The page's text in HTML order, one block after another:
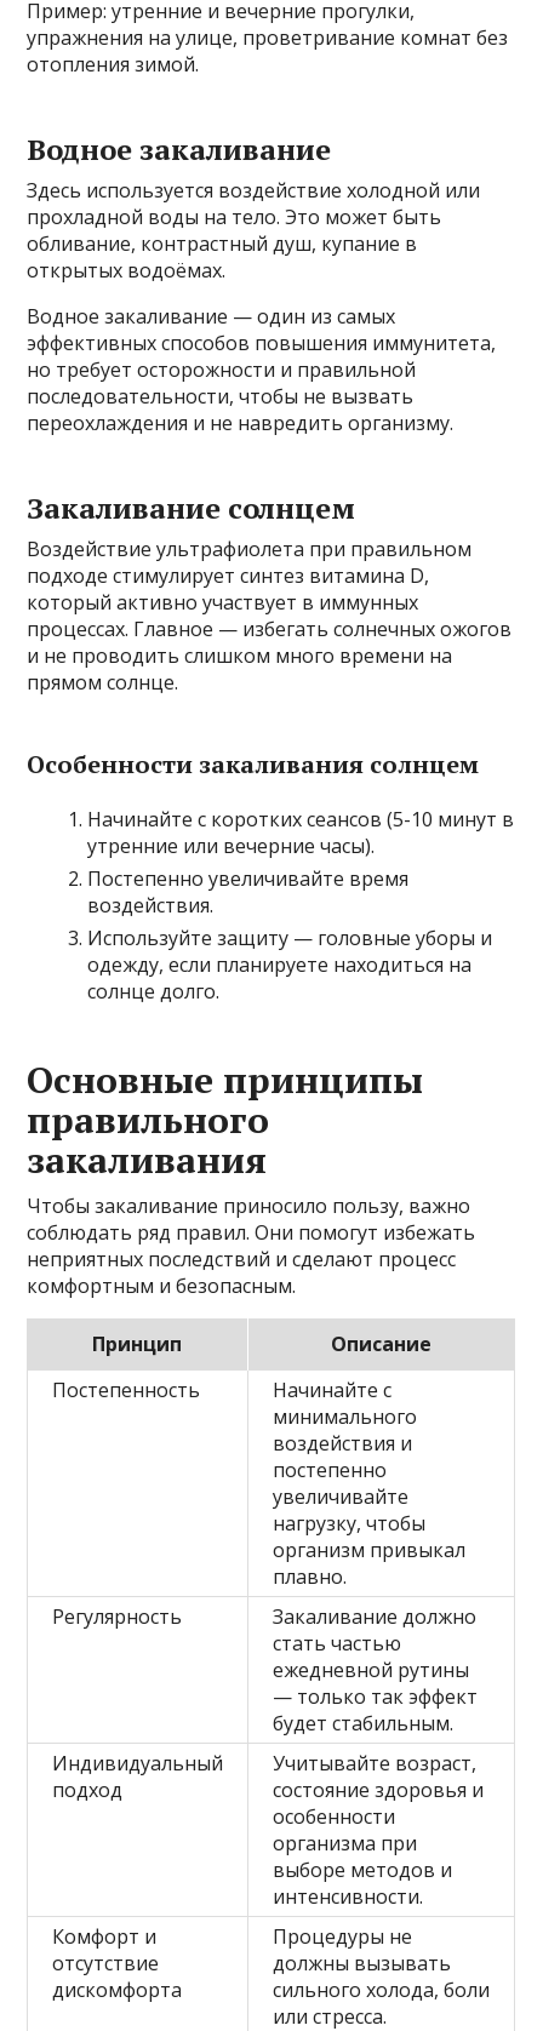
Пример: утренние и вечерние прогулки,
упражнения на улице, проветривание комнат без
отопления зимой.
Водное закаливание
Здесь используется воздействие холодной или
прохладной воды на тело. Это может быть
обливание, контрастный душ, купание в
открытых водоёмах.
Водное закаливание — один из самых
эффективных способов повышения иммунитета,
но требует осторожности и правильной
последовательности, чтобы не вызвать
переохлаждения и не навредить организму.
Закаливание солнцем
Воздействие ультрафиолета при правильном
подходе стимулирует синтез витамина D,
который активно участвует в иммунных
процессах. Главное — избегать солнечных ожогов
и не проводить слишком много времени на
прямом солнце.
Особенности закаливания солнцем
Начинайте с коротких сеансов (5-10 минут в
утренние или вечерние часы).
Постепенно увеличивайте время
воздействия.
Используйте защиту — головные уборы и
одежду, если планируете находиться на
солнце долго.
Основные принципы
правильного
закаливания
Чтобы закаливание приносило пользу, важно
соблюдать ряд правил. Они помогут избежать
неприятных последствий и сделают процесс
комфортным и безопасным.
Принцип
Описание
Постепенность
Начинайте с
минимального
воздействия и
постепенно
увеличивайте
нагрузку, чтобы
организм привыкал
плавно.
Регулярность
Закаливание должно
стать частью
ежедневной рутины
— только так эффект
будет стабильным.
Индивидуальный
подход
Учитывайте возраст,
состояние здоровья и
особенности
организма при
выборе методов и
интенсивности.
Комфорт и
отсутствие
дискомфорта
Процедуры не
должны вызывать
сильного холода, боли
или стресса.